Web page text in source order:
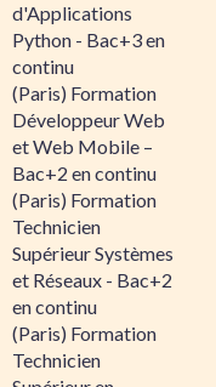
d'Applications
Python - Bac+3 en
continu
(Paris) Formation
Développeur Web
et Web Mobile –
Bac+2 en continu
(Paris) Formation
Technicien
Supérieur Systèmes
et Réseaux - Bac+2
en continu
(Paris) Formation
Technicien